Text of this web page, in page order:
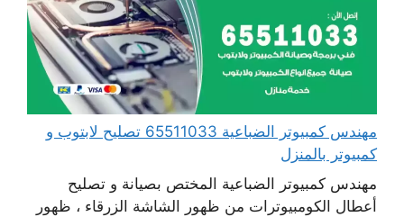
مهندس كمبيوتر الضباعية 65511033 تصليح لابتوب و
كمبيوتر بالمنزل
مهندس كمبيوتر الضباعية المختص بصيانة و تصليح
أعطال الكومبيوترات من ظهور الشاشة الزرقاء ، ظهور